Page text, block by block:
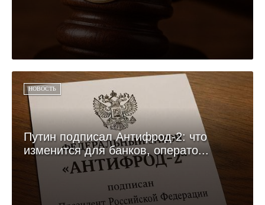
НОВОСТЬ
Путин подписал Антифрод-2: что
изменится для банков, операто...